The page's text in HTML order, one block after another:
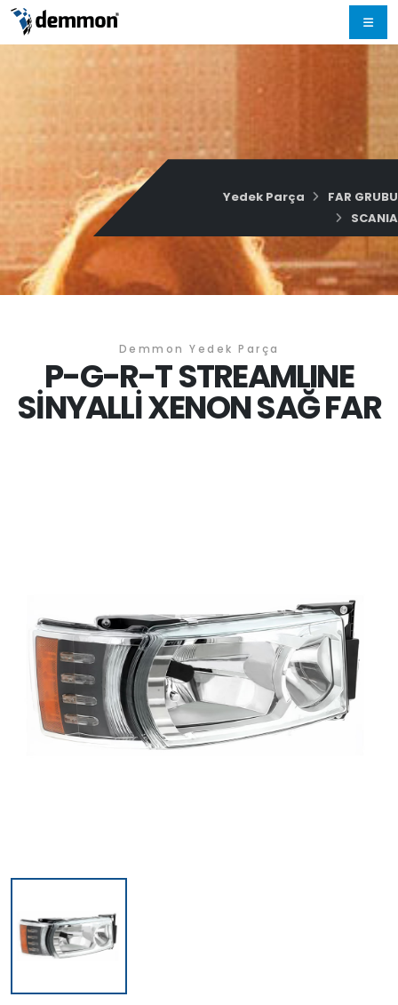
Yedek Parça
FAR GRUBU
SCANIA
Demmon Yedek Parça
P-G-R-T STREAMLINE
SİNYALLİ XENON SAĞ FAR